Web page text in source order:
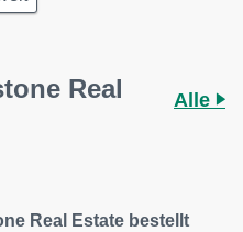
Real
Alle
Real Estate bestellt